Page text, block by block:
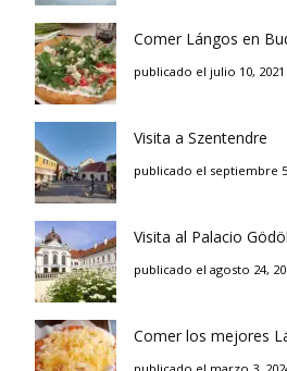
Comer Lángos en
publicado el julio 10, 2021
Visita a Szentendre
publicado el septiembre
Visita al Palacio
publicado el agosto 24,
Comer los mejores